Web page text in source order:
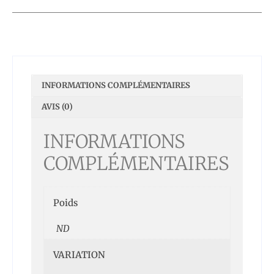
INFORMATIONS COMPLÉMENTAIRES
AVIS (0)
INFORMATIONS
COMPLÉMENTAIRES
Poids
ND
VARIATION